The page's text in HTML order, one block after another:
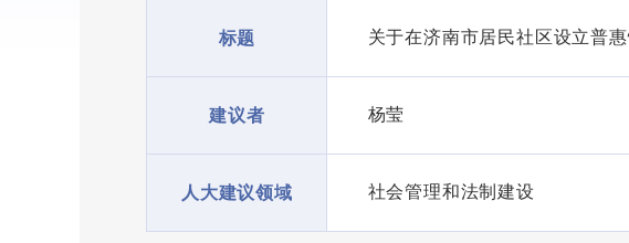
标题 关于在济南市居民社区设立普
建议者 杨莹
人大建议领域 社会管理和法制建设